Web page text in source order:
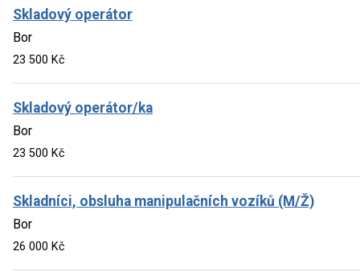
Skladový operátor
Bor
23 500 Kč
Skladový operátor/ka
Bor
23 500 Kč
Skladníci, obsluha manipulačních vozíků (M/Ž)
Bor
26 000 Kč